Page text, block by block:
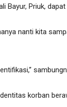
Bayur, Priuk,
nanti kita
korban